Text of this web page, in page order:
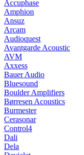
Accuphase
Amphion
Ansuz
Arcam
Audioquest
Avantgarde Acoustic
AVM
Axxess
Bauer Audio
Bluesound
Boulder Amplifiers
Børresen Acoustics
Burmester
Cerasonar
Control4
Dali
Dela